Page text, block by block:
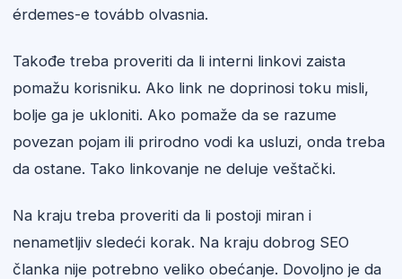
érdemes-e tovább olvasnia.
Takođe treba proveriti da li interni linkovi zaista
pomažu korisniku. Ako link ne doprinosi toku misli,
bolje ga je ukloniti. Ako pomaže da se razume
povezan pojam ili prirodno vodi ka usluzi, onda treba
da ostane. Tako linkovanje ne deluje veštački.
Na kraju treba proveriti da li postoji miran i
nenametljiv sledeći korak. Na kraju dobrog SEO
članka nije potrebno veliko obećanje. Dovoljno je da